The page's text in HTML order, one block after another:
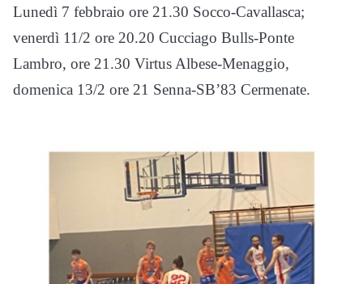
Lunedì 7 febbraio ore 21.30 Socco-Cavallasca;
venerdì 11/2 ore 20.20 Cucciago Bulls-Ponte
Lambro, ore 21.30 Virtus Albese-Menaggio,
domenica 13/2 ore 21 Senna-SB’83 Cermenate.